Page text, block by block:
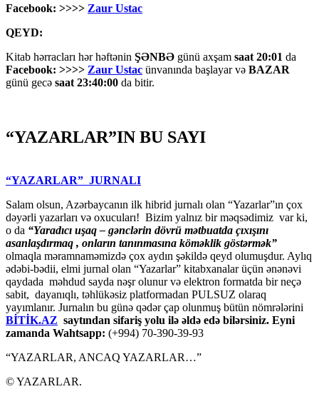
Facebook: >>>> Zaur Ustac
QEYD:
Kitab hərracları hər həftənin ŞƏNBƏ günü axşam saat 20:01 da
Facebook: >>>> Zaur Ustac ünvanında başlayar və BAZAR
günü gecə saat 23:40:00 da bitir.
“YAZARLAR”IN BU SAYI
“YAZARLAR” JURNALI
Salam olsun, Azərbaycanın ilk hibrid jurnalı olan “Yazarlar”ın çox
dəyərli yazarları və oxucuları! Bizim yalnız bir məqsədimiz var ki,
o da “Yaradıcı uşaq – gәnclәrin dövrü mәtbuatda çıxışını
asanlaşdırmaq , onların tanınmasına kömәklik göstәrmәk”
olmaqla məramnaməmizdə çox aydın şəkildə qeyd olumuşdur. Aylıq
ədəbi-bədii, elmi jurnal olan “Yazarlar” kitabxanalar üçün ənənəvi
qaydada məhdud sayda nəşr olunur və elektron formatda bir neçə
sabit, dayanıqlı, təhlükəsiz platformadan PULSUZ olaraq
yayımlanır. Jurnalın bu günə qədər çap olunmuş bütün nömrələrini
BİTİK.AZ saytından sifariş yolu ilə əldə edə bilərsiniz. Eyni
zamanda Wahtsapp: (+994) 70-390-39-93
“YAZARLAR, ANCAQ YAZARLAR…”
© YAZARLAR.